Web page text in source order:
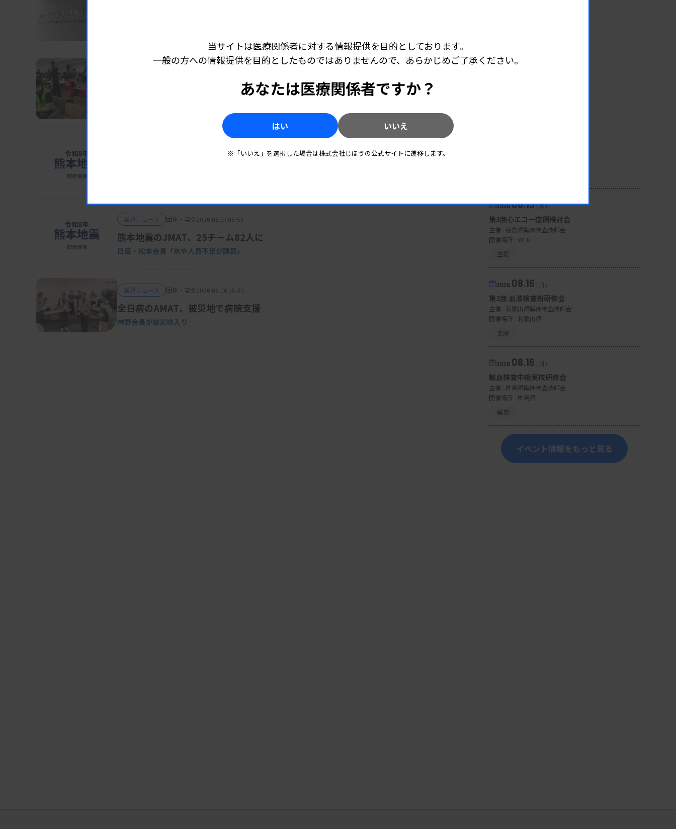
日臨技、被災2病院に検査技師派遣
業界ニュース 団体・学会2026.08.07 05:55
熊本地震のJMAT、25チーム82人に
日医・松本会長「水や人員不足が課題」
業界ニュース 団体・学会2026.08.06 05:30
全日病のAMAT、被災地で病院支援
神野会長が被災地入り
2026.08.13（木）
第3回心エコー症例検討会
主催 : 徳島県臨床検査技師会
開催場所 : WEB
生理
2026. 08.16（日）
第2回 血液検査班研修会
主催 : 和歌山県臨床検査技師会
開催場所 : 和歌山県
血液
2026. 08.16（日）
輸血検査中級実技研修会
主催 : 群馬県臨床検査技師会
開催場所 : 群馬県
輸血
イベント情報をもっと見る
当サイトは医療関係者に対する情報提供を目的としております。
一般の方への情報提供を目的としたものではありませんので、あらかじめご了承ください。
あなたは医療関係者ですか？
はい いいえ
※「いいえ」を選択した場合は株式会社じほうの公式サイトに遷移します。